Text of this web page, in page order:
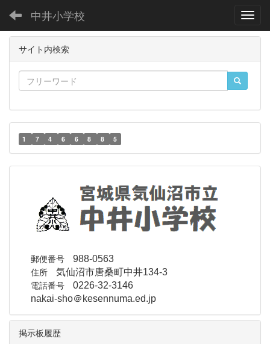
中井小学校
サイト内検索
1 7 4 6 6 8 8 5
郵便番号 988-0563
住所 気仙沼市唐桑町中井134-3
電話番号 0226-32-3146
nakai-sho＠kesennuma.ed.jp
掲示板履歴